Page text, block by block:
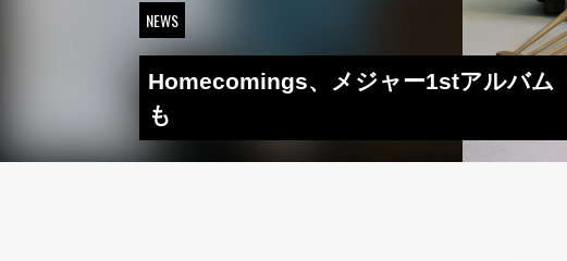
NEWS
Homecomings、メジャー1stアルバ
も